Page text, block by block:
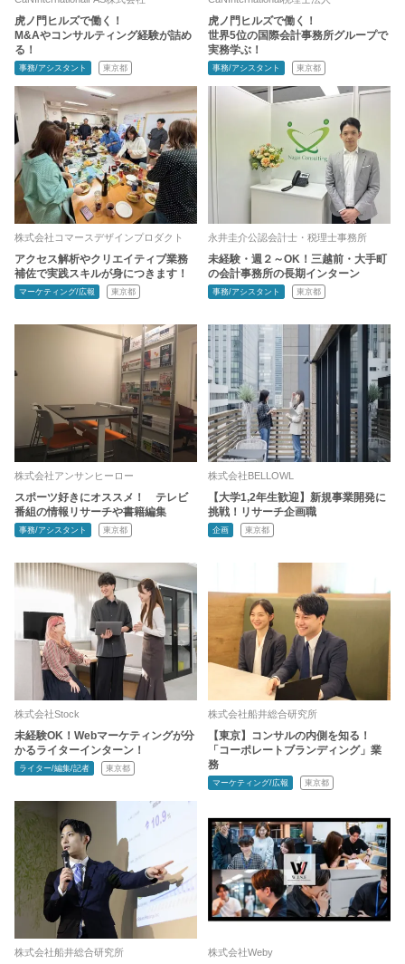
虎ノ門ヒルズで働く！
M&Aやコンサルティング経験が詰め
る！
事務/アシスタント 東京都
虎ノ門ヒルズで働く！
世界5位の国際会計事務所グループで
実務学ぶ！
事務/アシスタント 東京都
株式会社コマースデザインプロダクト
アクセス解析やクリエイティブ業務
補佐で実践スキルが身につきます！
マーケティング/広報 東京都
永井圭介公認会計士・税理士事務所
未経験・週２～OK！三越前・大手町
の会計事務所の長期インターン
事務/アシスタント 東京都
株式会社アンサンヒーロー
スポーツ好きにオススメ！ テレビ
番組の情報リサーチや書籍編集
事務/アシスタント 東京都
株式会社BELLOWL
【大学1,2年生歓迎】新規事業開発に
挑戦！リサーチ企画職
企画 東京都
株式会社Stock
未経験OK！Webマーケティングが分
かるライターインターン！
ライター/編集/記者 東京都
株式会社船井総合研究所
【東京】コンサルの内側を知る！
「コーポレートブランディング」業
務
マーケティング/広報 東京都
株式会社船井総合研究所 株式会社Weby